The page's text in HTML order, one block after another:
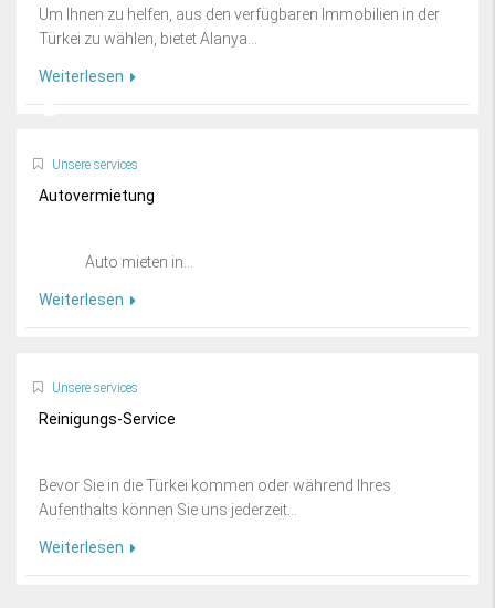
Um Ihnen zu helfen, aus den verfügbaren Immobilien in der
Türkei zu wählen, bietet Alanya...
Weiterlesen
Unsere services
Autovermietung
Auto mieten in...
Weiterlesen
Unsere services
Reinigungs-Service
Bevor Sie in die Türkei kommen oder während Ihres
Aufenthalts können Sie uns jederzeit...
Weiterlesen